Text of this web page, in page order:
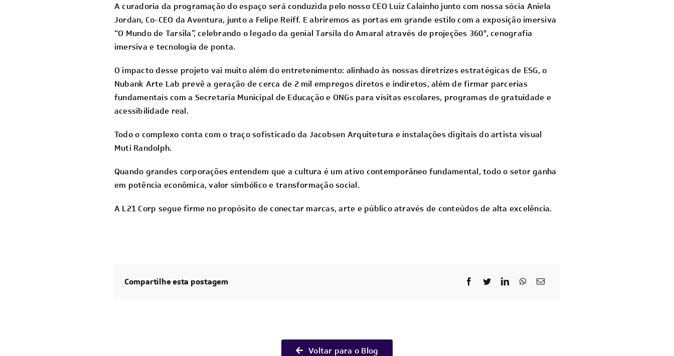
A curadoria da programação do espaço será conduzida pelo nosso CEO Luiz Calainho junto com nossa sócia Aniela
Jordan, Co-CEO da Aventura, junto a Felipe Reiff. E abriremos as portas em grande estilo com a exposição imersiva
“O Mundo de Tarsila”, celebrando o legado da genial Tarsila do Amaral através de projeções 360°, cenografia
imersiva e tecnologia de ponta.
O impacto desse projeto vai muito além do entretenimento: alinhado às nossas diretrizes estratégicas de ESG, o
Nubank Arte Lab prevê a geração de cerca de 2 mil empregos diretos e indiretos, além de firmar parcerias
fundamentais com a Secretaria Municipal de Educação e ONGs para visitas escolares, programas de gratuidade e
acessibilidade real.
Todo o complexo conta com o traço sofisticado da Jacobsen Arquitetura e instalações digitais do artista visual
Muti Randolph.
Quando grandes corporações entendem que a cultura é um ativo contemporâneo fundamental, todo o setor ganha
em potência econômica, valor simbólico e transformação social.
A L21 Corp segue firme no propósito de conectar marcas, arte e público através de conteúdos de alta excelência.
Compartilhe esta postagem
Voltar para o Blog